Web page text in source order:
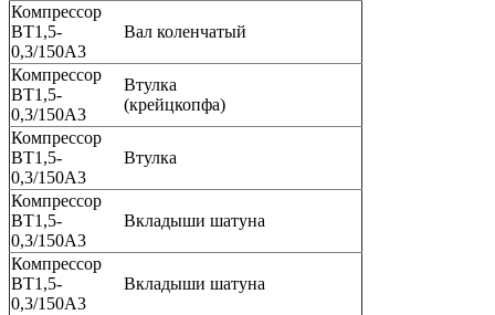
Компрессор
ВТ1,5-
0,3/150А3
Вал коленчатый
Компрессор
ВТ1,5-
0,3/150А3
Втулка
(крейцкопфа)
Компрессор
ВТ1,5-
0,3/150А3
Втулка
Компрессор
ВТ1,5-
0,3/150А3
Вкладыши шатуна
Компрессор
ВТ1,5-
0,3/150А3
Вкладыши шатуна